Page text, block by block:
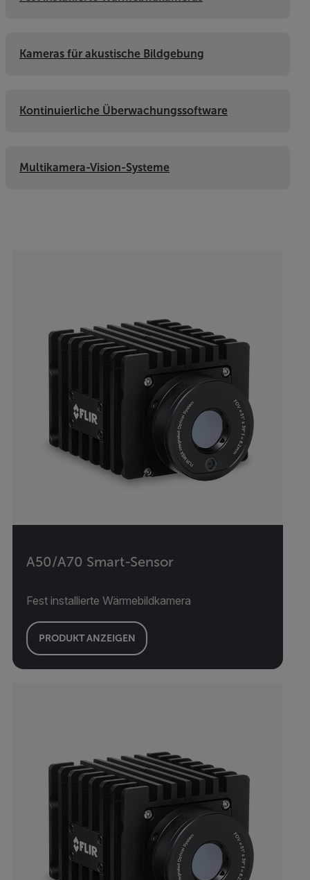
Kameras für akustische Bildgebung
Kontinuierliche Überwachungssoftware
Multikamera-Vision-Systeme
A50/A70 Smart-Sensor
Fest installierte Wärmebildkamera
PRODUKT ANZEIGEN